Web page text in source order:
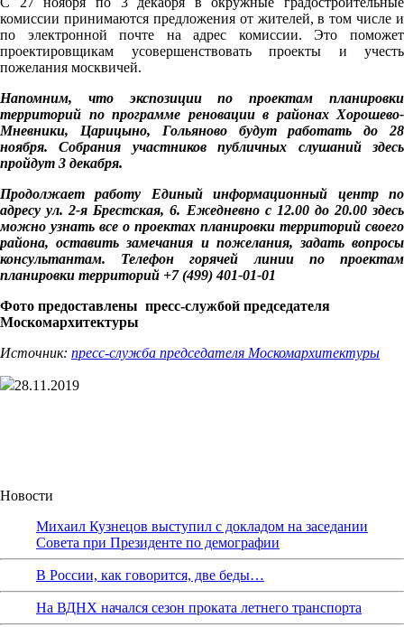
комиссии принимаются предложения от жителей, в том числе и
по электронной почте на адрес комиссии. Это поможет
проектировщикам усовершенствовать проекты и учесть
пожелания москвичей.
Напомним, что экспозиции по проектам планировки
территорий по программе реновации в районах Хорошево-
Мневники, Царицыно, Гольяново будут работать до 28
ноября. Собрания участников публичных слушаний здесь
пройдут 3 декабря.
Продолжает работу Единый информационный центр по
адресу ул. 2-я Брестская, 6. Ежедневно с 12.00 до 20.00 здесь
можно узнать все о проектах планировки территорий своего
района, оставить замечания и пожелания, задать вопросы
консультантам. Телефон горячей линии по проектам
планировки территорий +7 (499) 401-01-01
Фото предоставлены пресс-службой председателя
Москомархитектуры
Источник: пресс-служба председателя Москомархитектуры
28.11.2019
Новости
Михаил Кузнецов выступил с докладом на заседании
Совета при Президенте по демографии
В России, как говорится, две беды…
На ВДНХ начался сезон проката летнего транспорта